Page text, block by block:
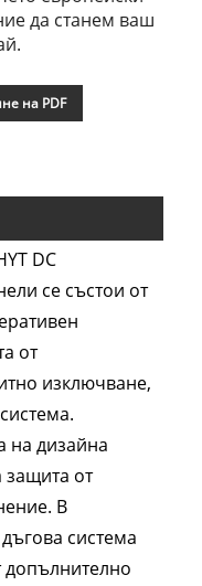
да станем ваш
на PDF
DC
се състои от
от
изключване,
на дизайна
от
В
система
допълнително